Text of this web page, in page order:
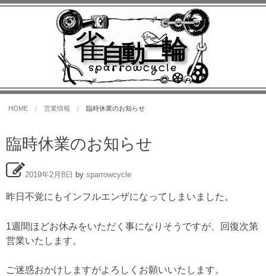
雀自動二輪
sparrowcycle
HOME 営業情報 臨時休業のお知らせ
臨時休業のお知らせ
2019年2月8日 by sparrowcycle
昨日不覚にもインフルエンザになってしまいました。
1週間ほどお休みをいただく事になりそうですが、回復次第
営業いたします。
ご迷惑おかけしますがよろしくお願いいたします。